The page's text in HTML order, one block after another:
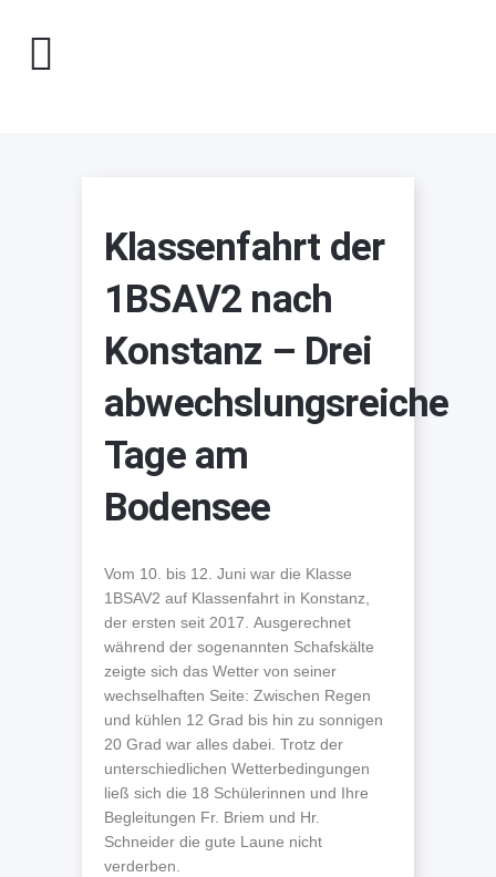
Klassenfahrt der
1BSAV2 nach
Konstanz – Drei
abwechslungsreiche
Tage am
Bodensee
Vom 10. bis 12. Juni war die Klasse
1BSAV2 auf Klassenfahrt in Konstanz,
der ersten seit 2017. Ausgerechnet
während der sogenannten Schafskälte
zeigte sich das Wetter von seiner
wechselhaften Seite: Zwischen Regen
und kühlen 12 Grad bis hin zu sonnigen
20 Grad war alles dabei. Trotz der
unterschiedlichen Wetterbedingungen
ließ sich die 18 Schülerinnen und Ihre
Begleitungen Fr. Briem und Hr.
Schneider die gute Laune nicht
verderben.